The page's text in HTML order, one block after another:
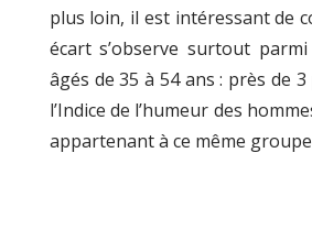
plus loin, il est intéressant de
écart s’observe surtout
âgés de 35 à 54 ans : près de
l’Indice de l’humeur des
appartenant à ce même groupe